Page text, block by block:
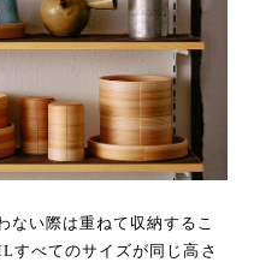
ない際は重ねて収納するこ
すべてのサイズが同じ高さ